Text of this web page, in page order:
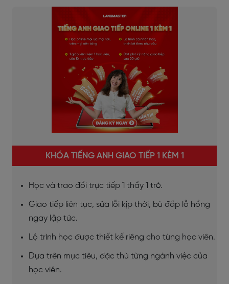
KHÓA TIẾNG ANH GIAO TIẾP 1 KÈM 1
Học và trao đổi trực tiếp 1 thầy 1 trò.
Giao tiếp liên tục, sửa lỗi kịp thời, bù đắp lỗ hổng
ngay lập tức.
Lộ trình học được thiết kế riêng cho từng học viên.
Dựa trên mục tiêu, đặc thù từng ngành việc của
học viên.